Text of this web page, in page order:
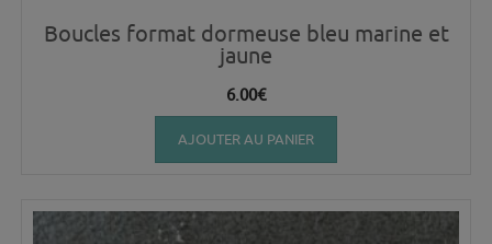
Boucles format dormeuse bleu marine et
jaune
6.00€
AJOUTER AU PANIER